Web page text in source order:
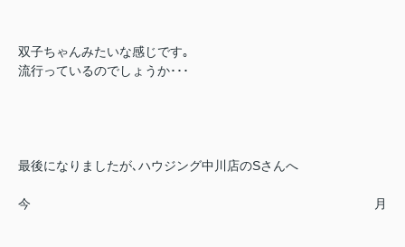
双子ちゃんみたいな感じです｡
流行っているのでしょうか･･･
最後になりましたが､ハウジング中川店のSさんへ
今月